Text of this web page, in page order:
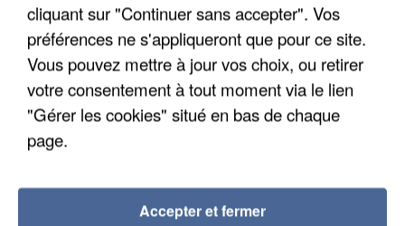
cliquant sur "Continuer sans accepter". Vos
préférences ne s'appliqueront que pour ce site.
Vous pouvez mettre à jour vos choix, ou retirer
votre consentement à tout moment via le lien
"Gérer les cookies" situé en bas de chaque
page.
Accepter et fermer